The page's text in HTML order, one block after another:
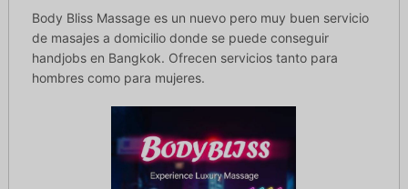
Body Bliss Massage es un nuevo pero muy buen servicio
de masajes a domicilio donde se puede conseguir
handjobs en Bangkok. Ofrecen servicios tanto para
hombres como para mujeres.